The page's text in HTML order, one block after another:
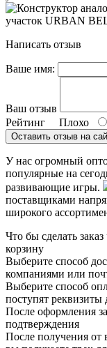
Написать отзыв
Ваше имя:
Ваш отзыв
Рейтинг Плохо
Оставить отзыв на
У нас огромный
популярные на
развивающие игры.
поставщиками
широкого
Что бы сделать
корзину
Выберите способ
компаниями или
Выберите способ
поступят реквизиты
После оформления
подтверждения
После получения от